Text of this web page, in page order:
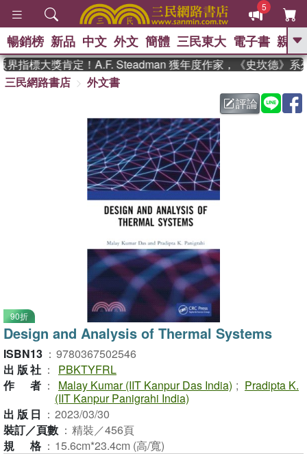
5
GO
父親節 、 如果歷
暑期推薦 、 國際布克
獎 臺灣漫遊錄 、 方念華
登輝時代 、 數學女孩：黎曼猜想
偉大的迷走神經
暢銷榜 新品 中文 外文 簡體 三民東大 電子書 親子
指標大獎肯定！A.F. Steadman 獲年度作家，《史坎德》系
三民網路書店
外文書
評論
90折
Design and Analysis of Thermal Systems
ISBN13 ： 9780367502546
出版社 ：
PBKTYFRL
作者 ： Malay Kumar (IIT Kanpur Das India) ; Pradipta K.
(IIT Kanpur Panigrahi India)
出版日 ： 2023/03/30
裝訂／頁數 ： 精裝／456頁
規格 ： 15.6cm*23.4cm (高/寬)